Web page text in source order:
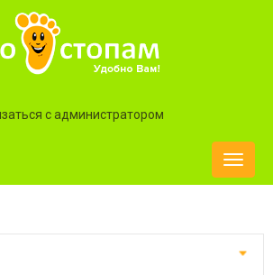
с администратором
Toggle